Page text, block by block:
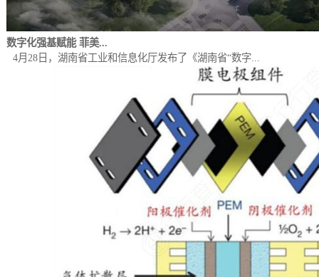
数字化强基赋能 菲美...
4月28日，湖南省工业和信息化厅发布了《湖南省“数字...